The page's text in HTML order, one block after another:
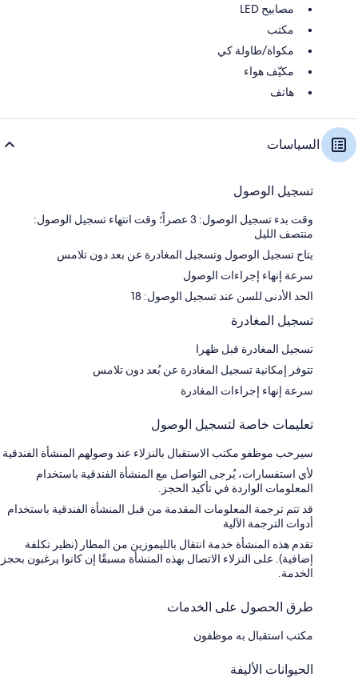
مصابيح LED
مكتب
مكواة/طاولة كي
مكيّف هواء
هاتف
السياسات
تسجيل الوصول
وقت بدء تسجيل الوصول: 3 عصراً؛ وقت انتهاء تسجيل الوصول:
منتصف الليل
يتاح تسجيل الوصول وتسجيل المغادرة عن بعد دون تلامس
سرعة إنهاء إجراءات الوصول
الحد الأدنى للسن عند تسجيل الوصول: 18
تسجيل المغادرة
تسجيل المغادرة قبل ظهرا
تتوفر إمكانية تسجيل المغادرة عن بُعد دون تلامس
سرعة إنهاء إجراءات المغادرة
تعليمات خاصة لتسجيل الوصول
سيرحب موظفو مكتب الاستقبال بالنزلاء عند وصولهم المنشأة الفندقية
لأي استفسارات، يُرجى التواصل مع المنشأة الفندقية باستخدام
المعلومات الواردة في تأكيد الحجز.
قد تتم ترجمة المعلومات المقدمة من قبل المنشأة الفندقية باستخدام
أدوات الترجمة الآلية
تقدم هذه المنشأة خدمة انتقال بالليموزين من المطار (نظير تكلفة
إضافية). على النزلاء الاتصال بهذه المنشأة مسبقًا إن كانوا يرغبون بحجز
الخدمة.
طرق الحصول على الخدمات
مكتب استقبال به موظفون
الحيوانات الأليفة